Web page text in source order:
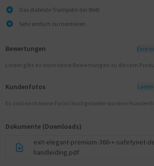
Das stabilste Trampolin der Welt
Sehr einfach zu montieren
Bewertungen Eine
Leider gibt es noch keine Bewertungen zu diesem
Kundenfotos Laden
Es sind noch keine Fotos hochgeladen worden!
Dokumente (Downloads)
exit-elegant-premium-366-+-safetynet-
handleiding.pdf